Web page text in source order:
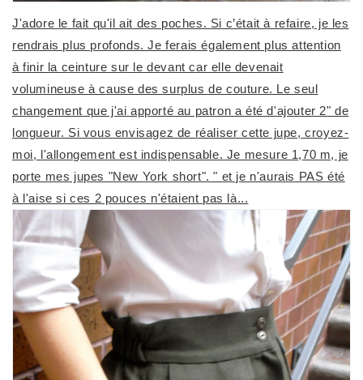
J'adore le fait qu'il ait des poches. Si c’était à refaire, je les
rendrais plus profonds. Je ferais également plus attention
à finir la ceinture sur le devant car elle devenait
volumineuse à cause des surplus de couture. Le seul
changement que j'ai apporté au patron a été d'ajouter 2" de
longueur. Si vous envisagez de réaliser cette jupe, croyez-
moi, l'allongement est indispensable. Je mesure 1,70 m, je
porte mes jupes "New York short". " et je n'aurais PAS été
à l'aise si ces 2 pouces n'étaient pas là...